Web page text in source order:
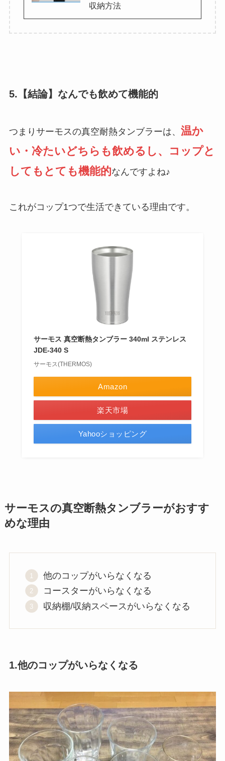
収納方法
5.【結論】なんでも飲めて機能的
つまりサーモスの真空耐熱タンブラーは、 温か
い・冷たいどちらも飲めるし、コップと
してもとても機能的なんですよね♪
これがコップ1つで生活できている理由です。
サーモス 真空断熱タンブラー 340ml ステンレス
JDE-340 S
サーモス(THERMOS)
Amazon
楽天市場
Yahooショッピング
サーモスの真空断熱タンブラーがおすす
めな理由
他のコップがいらなくなる
コースターがいらなくなる
収納棚/収納スペースがいらなくなる
1.他のコップがいらなくなる